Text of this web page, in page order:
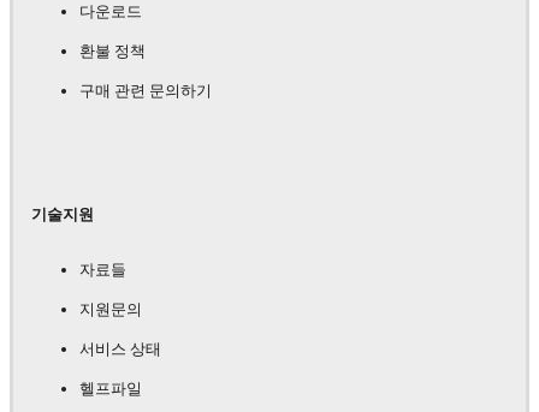
다운로드
환불 정책
구매 관련 문의하기
기술지원
자료들
지원문의
서비스 상태
헬프파일